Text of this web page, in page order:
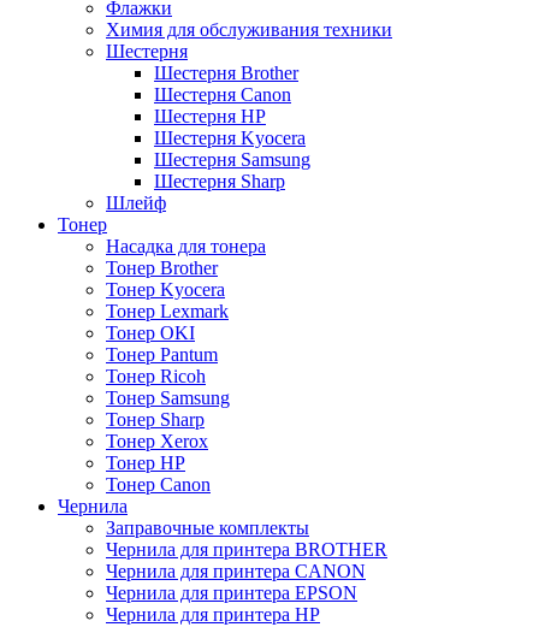
Флажки
Химия для обслуживания техники
Шестерня
Шестерня Brother
Шестерня Canon
Шестерня HP
Шестерня Kyocera
Шестерня Samsung
Шестерня Sharp
Шлейф
Тонер
Насадка для тонера
Тонер Brother
Тонер Kyocera
Тонер Lexmark
Тонер OKI
Тонер Pantum
Тонер Ricoh
Тонер Samsung
Тонер Sharp
Тонер Xerox
Тонер НР
Тонер Саnon
Чернила
Заправочные комплекты
Чернила для принтера BROTHER
Чернила для принтера CANON
Чернила для принтера EPSON
Чернила для принтера HP